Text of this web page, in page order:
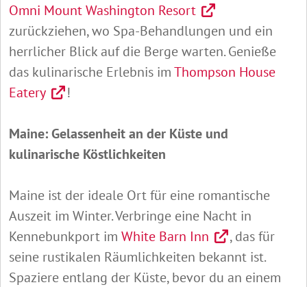
Omni Mount Washington Resort
zurückziehen, wo Spa-Behandlungen und ein
herrlicher Blick auf die Berge warten. Genieße
das kulinarische Erlebnis imThompson House
Eatery
!
Maine: Gelassenheit an der Küste und
kulinarische Köstlichkeiten
Maine ist der ideale Ort für eine romantische
Auszeit im Winter. Verbringe eine Nacht in
Kennebunkport im White Barn Inn
, das für
seine rustikalen Räumlichkeiten bekannt ist.
Spaziere entlang der Küste, bevor du an einem